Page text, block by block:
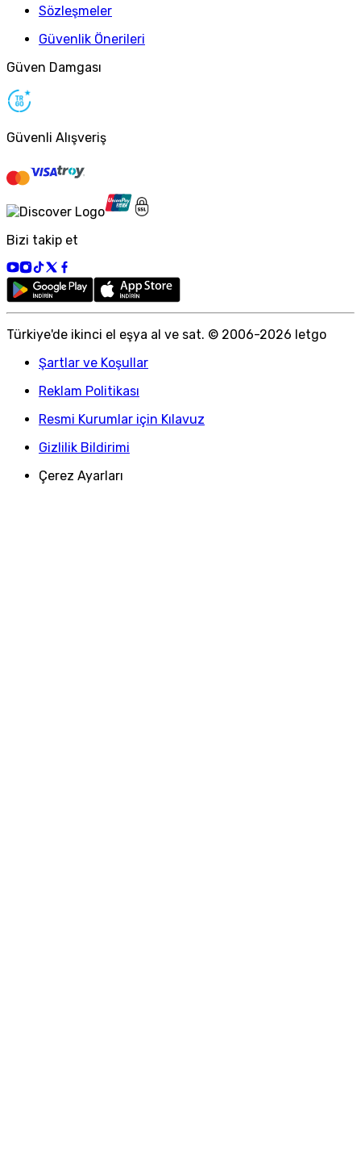
Sözleşmeler
Güvenlik Önerileri
Güven Damgası
Güvenli Alışveriş
Bizi takip et
Türkiye'de ikinci el eşya al ve sat. © 2006-2026 letgo
Şartlar ve Koşullar
Reklam Politikası
Resmi Kurumlar için Kılavuz
Gizlilik Bildirimi
Çerez Ayarları